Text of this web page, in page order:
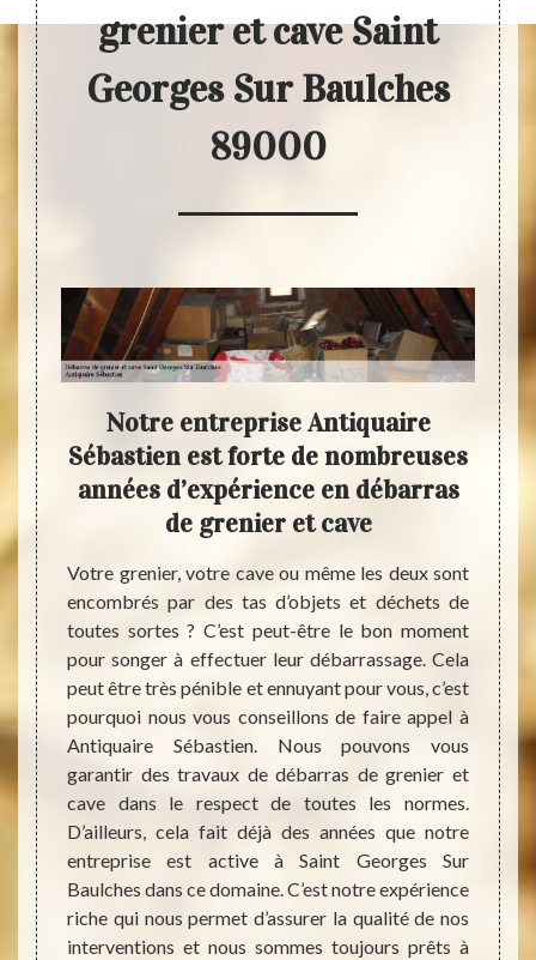
grenier et cave Saint
Georges Sur Baulches
89000
:
où
très
que
vous
de
y a
Notre entreprise Antiquaire
Sébastien est forte de nombreuses
années d’expérience en débarras
de grenier et cave
Votre grenier, votre cave ou même les deux sont
encombrés par des tas d’objets et déchets de
toutes sortes ? C’est peut-être le bon moment
pour songer à effectuer leur débarrassage. Cela
peut être très pénible et ennuyant pour vous, c’est
pourquoi nous vous conseillons de faire appel à
Antiquaire Sébastien. Nous pouvons vous
garantir des travaux de débarras de grenier et
cave dans le respect de toutes les normes.
D’ailleurs, cela fait déjà des années que notre
entreprise est active à Saint Georges Sur
Baulches dans ce domaine. C’est notre expérience
riche qui nous permet d’assurer la qualité de nos
interventions et nous sommes toujours prêts à
de la
coût
:
se
faire
Nos